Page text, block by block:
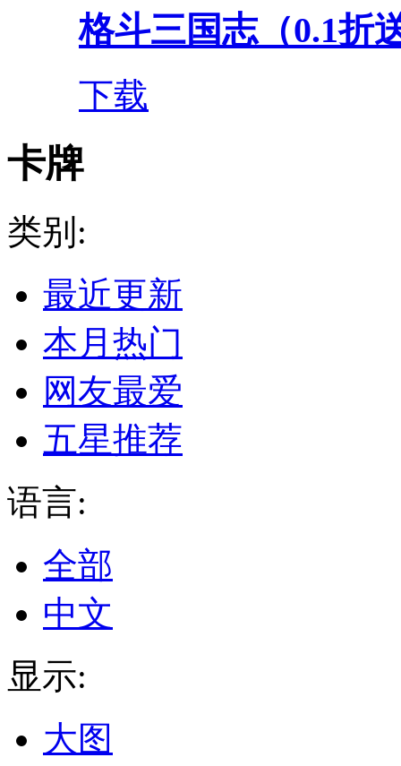
格斗三国志（0.1折
下载
卡牌
类别:
最近更新
本月热门
网友最爱
五星推荐
语言:
全部
中文
显示:
大图